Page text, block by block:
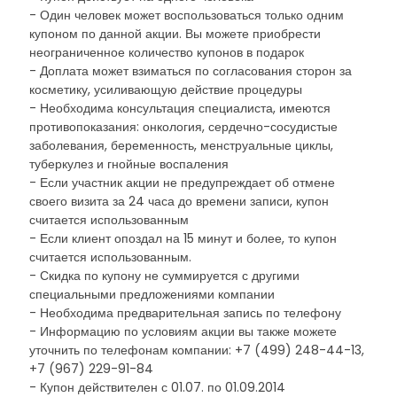
- Один человек может воспользоваться только одним
купоном по данной акции. Вы можете приобрести
неограниченное количество купонов в подарок
- Доплата может взиматься по согласования сторон за
косметику, усиливающую действие процедуры
- Необходима консультация специалиста, имеются
противопоказания: онкология, сердечно-сосудистые
заболевания, беременность, менструальные циклы,
туберкулез и гнойные воспаления
- Если участник акции не предупреждает об отмене
своего визита за 24 часа до времени записи, купон
считается использованным
- Если клиент опоздал на 15 минут и более, то купон
считается использованным.
- Скидка по купону не суммируется с другими
специальными предложениями компании
- Необходима предварительная запись по телефону
- Информацию по условиям акции вы также можете
уточнить по телефонам компании: +7 (499) 248-44-13,
+7 (967) 229-91-84
- Купон действителен с 01.07. по 01.09.2014